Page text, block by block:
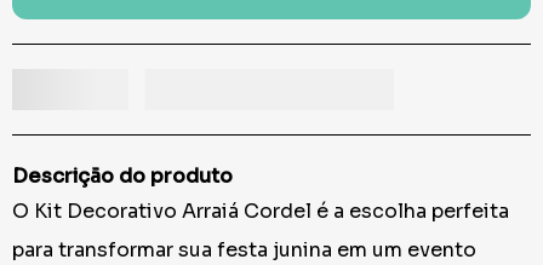
Descrição do produto
O Kit Decorativo Arraiá Cordel é a escolha perfeita
para transformar sua festa junina em um evento